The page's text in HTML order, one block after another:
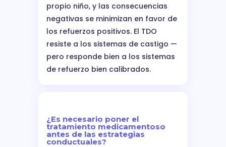
propio niño, y las consecuencias
negativas se minimizan en favor de
los refuerzos positivos. El TDO
resiste a los sistemas de castigo —
pero responde bien a los sistemas
de refuerzo bien calibrados.
¿Es necesario poner el
tratamiento medicamentoso
antes de las estrategias
conductuales?